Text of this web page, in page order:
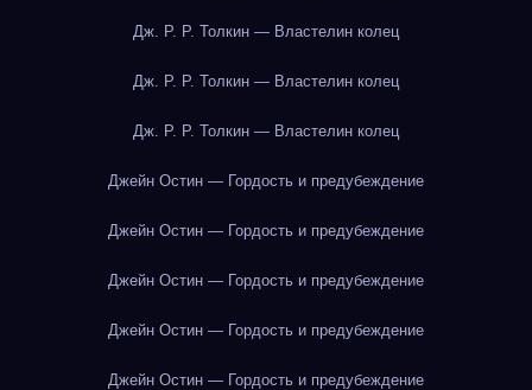
Дж. Р. Р. Толкин — Властелин колец
Дж. Р. Р. Толкин — Властелин колец
Дж. Р. Р. Толкин — Властелин колец
Джейн Остин — Гордость и предубеждение
Джейн Остин — Гордость и предубеждение
Джейн Остин — Гордость и предубеждение
Джейн Остин — Гордость и предубеждение
Джейн Остин — Гордость и предубеждение